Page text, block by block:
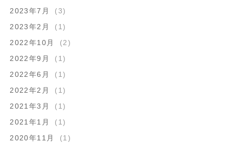
2023年7月
(3)
2023年2月
(1)
2022年10月
(2)
2022年9月
(1)
2022年6月
(1)
2022年2月
(1)
2021年3月
(1)
2021年1月
(1)
2020年11月
(1)